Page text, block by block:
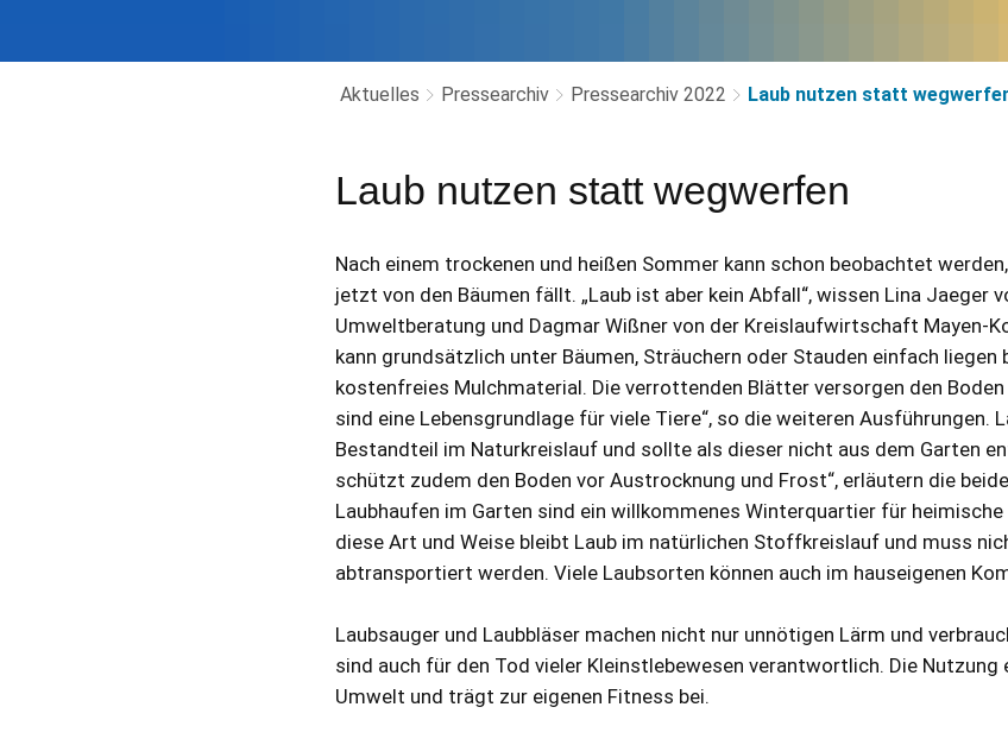
Aktuelles Pressearchiv Pressearchiv 2022 Laub nutzen statt
Laub nutzen statt wegwerfen
Nach einem trockenen und heißen Sommer kann schon beobachtet
jetzt von den Bäumen fällt. „Laub ist aber kein Abfall“, wissen Lina Jaeger
Umweltberatung und Dagmar Wißner von der Kreislaufwirtschaft Mayen-
kann grundsätzlich unter Bäumen, Sträuchern oder Stauden einfach liegen
kostenfreies Mulchmaterial. Die verrottenden Blätter versorgen den
sind eine Lebensgrundlage für viele Tiere“, so die weiteren Ausführungen.
Bestandteil im Naturkreislauf und sollte als dieser nicht aus dem Garten
schützt zudem den Boden vor Austrocknung und Frost“, erläutern die
Laubhaufen im Garten sind ein willkommenes Winterquartier für
diese Art und Weise bleibt Laub im natürlichen Stoffkreislauf und muss
abtransportiert werden. Viele Laubsorten können auch im hauseigenen
Laubsauger und Laubbläser machen nicht nur unnötigen Lärm und
sind auch für den Tod vieler Kleinstlebewesen verantwortlich. Die Nutzung
Umwelt und trägt zur eigenen Fitness bei.